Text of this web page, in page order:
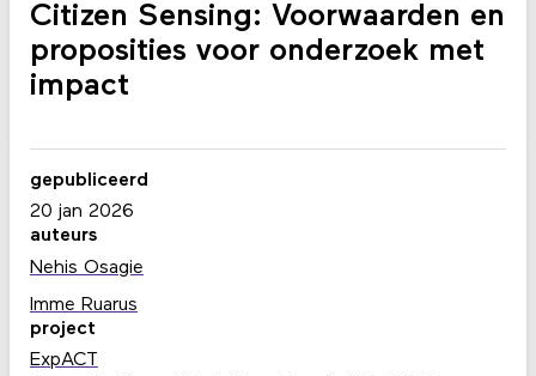
Citizen Sensing: Voorwaarden en
proposities voor onderzoek met
impact
gepubliceerd
20 jan 2026
auteurs
Nehis Osagie
Imme Ruarus
project
ExpACT